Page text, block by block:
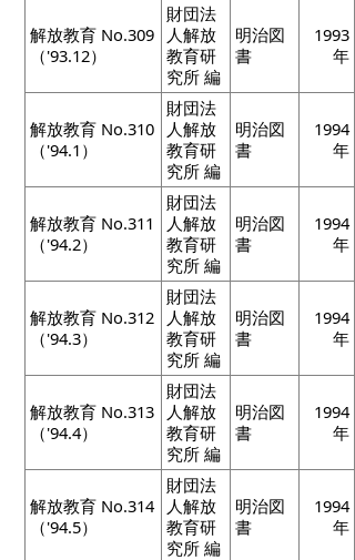
解放教育 No.309
（'93.12）
財団法
人解放
教育研
究所 編
明治図
書
1993
年
解放教育 No.310
（'94.1）
財団法
人解放
教育研
究所 編
明治図
書
1994
年
解放教育 No.311
（'94.2）
財団法
人解放
教育研
究所 編
明治図
書
1994
年
解放教育 No.312
（'94.3）
財団法
人解放
教育研
究所 編
明治図
書
1994
年
解放教育 No.313
（'94.4）
財団法
人解放
教育研
究所 編
明治図
書
1994
年
解放教育 No.314
（'94.5）
財団法
人解放
教育研
究所 編
明治図
書
1994
年